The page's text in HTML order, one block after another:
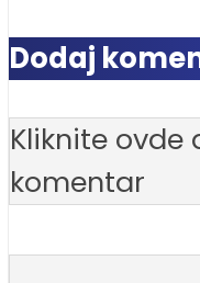
Dodaj
Kliknite ovde
komentar